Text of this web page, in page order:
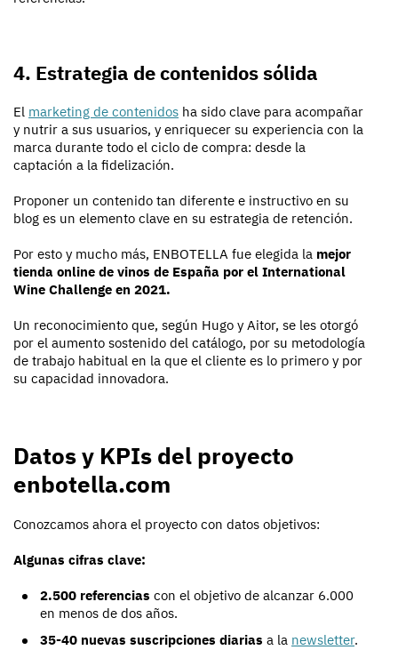
4. Estrategia de contenidos sólida
El marketing de contenidos ha sido clave para acompañar
y nutrir a sus usuarios, y enriquecer su experiencia con la
marca durante todo el ciclo de compra: desde la
captación a la fidelización.
Proponer un contenido tan diferente e instructivo en su
blog es un elemento clave en su estrategia de retención.
Por esto y mucho más, ENBOTELLA fue elegida la mejor
tienda online de vinos de España por el International
Wine Challenge en 2021.
Un reconocimiento que, según Hugo y Aitor, se les otorgó
por el aumento sostenido del catálogo, por su metodología
de trabajo habitual en la que el cliente es lo primero y por
su capacidad innovadora.
Datos y KPIs del proyecto
enbotella.com
Conozcamos ahora el proyecto con datos objetivos:
Algunas cifras clave:
2.500 referencias con el objetivo de alcanzar 6.000
en menos de dos años.
35-40 nuevas suscripciones diarias a la newsletter.